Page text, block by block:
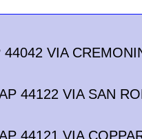
VIA
44122 VIA SAN
44121 VIA